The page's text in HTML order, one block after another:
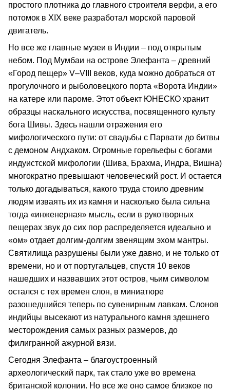
простого плотника до главного строителя верфи, а его
потомок в XIX веке разработал морской паровой
двигатель.
Но все же главные музеи в Индии – под открытым
небом. Под Мумбаи на острове Элефанта – древний
«Город пещер» V–VIII веков, куда можно добраться от
прогулочного и рыболовецкого порта «Ворота Индии»
на катере или пароме. Этот объект ЮНЕСКО хранит
образцы наскального искусства, посвященного культу
бога Шивы. Здесь нашли отражения его
мифологического пути: от свадьбы с Парвати до битвы
с демоном Андхаком. Огромные горельефы с богами
индуистской мифологии (Шива, Брахма, Индра, Вишна)
многократно превышают человеческий рост. И остается
только догадываться, какого труда стоило древним
людям изваять их из камня и насколько была сильна
тогда «инженерная» мысль, если в рукотворных
пещерах звук до сих пор распределяется идеально и
«ом» отдает долгим-долгим звенящим эхом мантры.
Святилища разрушены были уже давно, и не только от
времени, но и от португальцев, спустя 10 веков
нашедших и назвавших этот остров, чьим символом
остался с тех времен слон, в миниатюре
разошедшийся теперь по сувенирным лавкам. Слонов
индийцы высекают из натурального камня здешнего
месторождения самых разных размеров, до
филигранной ажурной вязи.
Сегодня Элефанта – благоустроенный
археологический парк, так стало уже во времена
британской колонии. Но все же оно самое близкое по